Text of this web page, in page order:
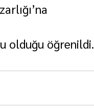
olduğu öğrenildi.